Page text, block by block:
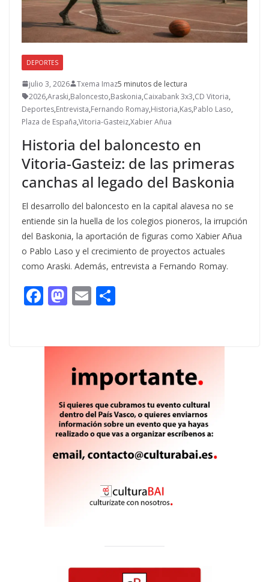
DEPORTES
julio 3, 2026 Txema Imaz5 minutos de lectura
2026,Araski,Baloncesto,Baskonia,Caixabank 3x3,CD Vitoria,
Deportes,Entrevista,Fernando Romay,Historia,Kas,Pablo Laso,
Plaza de España,Vitoria-Gasteiz,Xabier Añua
Historia del baloncesto en
Vitoria-Gasteiz: de las primeras
canchas al legado del Baskonia
El desarrollo del baloncesto en la capital alavesa no se
entiende sin la huella de los colegios pioneros, la irrupción
del Baskonia, la aportación de figuras como Xabier Añua
o Pablo Laso y el crecimiento de proyectos actuales
como Araski. Además, entrevista a Fernando Romay.
F
b
M
d
o
n
E
l p
ar
ti
r